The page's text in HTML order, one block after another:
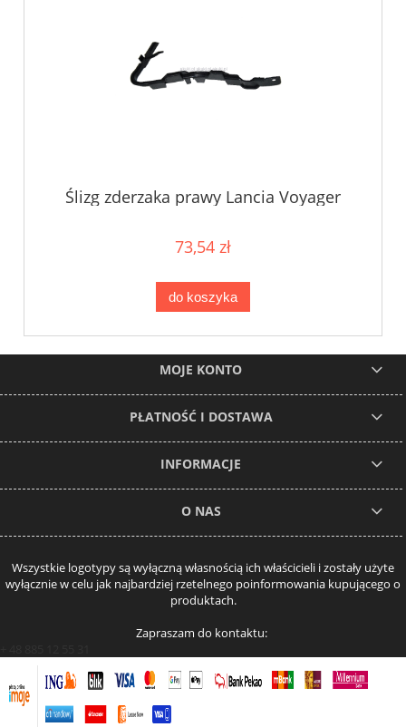
Ślizg zderzaka prawy Lancia Voyager
Chrysler Town & Country
73,54 zł
do koszyka
MOJE KONTO
PŁATNOŚĆ I DOSTAWA
INFORMACJE
O NAS
Wszystkie logotypy są wyłączną własnością ich właścicieli i zostały użyte
wyłącznie w celu jak najbardziej rzetelnego poinformowania kupującego o
produktach.
Zapraszam do kontaktu: